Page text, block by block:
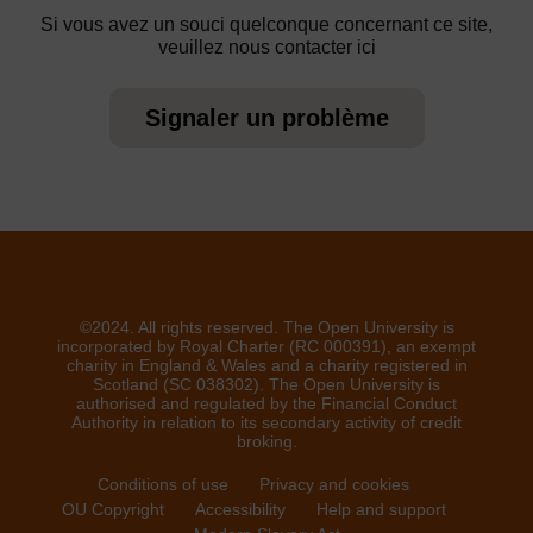
Si vous avez un souci quelconque concernant ce site,
veuillez nous contacter ici
Signaler un problème
©2024. All rights reserved. The Open University is
incorporated by Royal Charter (RC 000391), an exempt
charity in England & Wales and a charity registered in
Scotland (SC 038302). The Open University is
authorised and regulated by the Financial Conduct
Authority in relation to its secondary activity of credit
broking.
Conditions of use
Privacy and cookies
OU Copyright
Accessibility
Help and support